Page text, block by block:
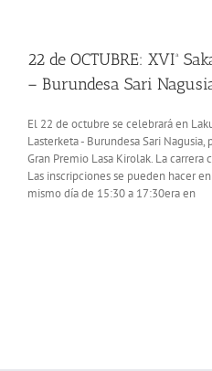
22 de OCTUBRE: XVIª
– Burundesa Sari
El 22 de octubre se celebrará en
Lasterketa - Burundesa Sari Nagusia,
Gran Premio Lasa Kirolak. La
Las inscripciones se pueden hacer
mismo día de 15:30 a 17:30era en